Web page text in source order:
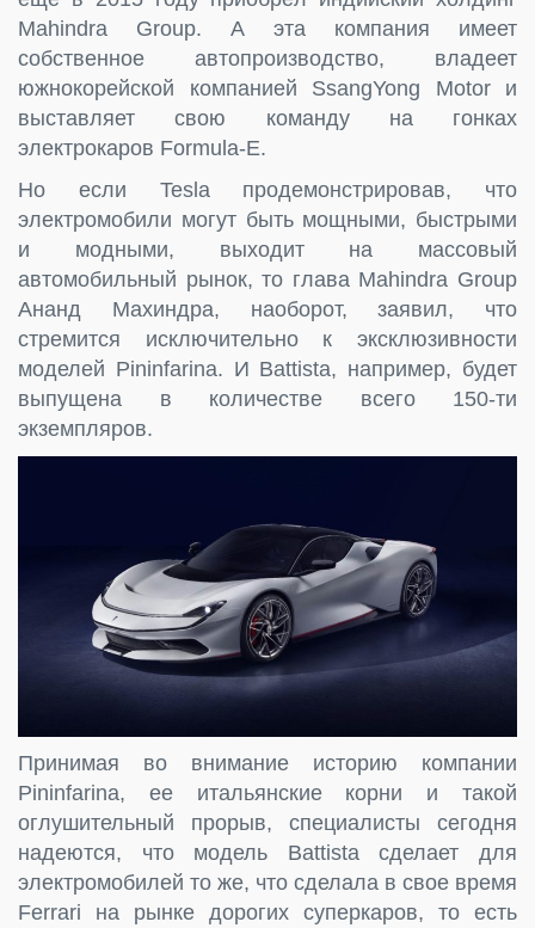
Mahindra Group. А эта компания имеет
собственное автопроизводство, владеет
южнокорейской компанией SsangYong Motor и
выставляет свою команду на гонках
электрокаров Formula-E.
Но если Tesla продемонстрировав, что
электромобили могут быть мощными, быстрыми
и модными, выходит на массовый
автомобильный рынок, то глава Mahindra Group
Ананд Махиндра, наоборот, заявил, что
стремится исключительно к эксклюзивности
моделей Pininfarina. И Battista, например, будет
выпущена в количестве всего 150-ти
экземпляров.
Принимая во внимание историю компании
Pininfarina, ее итальянские корни и такой
оглушительный прорыв, специалисты сегодня
надеются, что модель Battista сделает для
электромобилей то же, что сделала в свое время
Ferrari на рынке дорогих суперкаров, то есть